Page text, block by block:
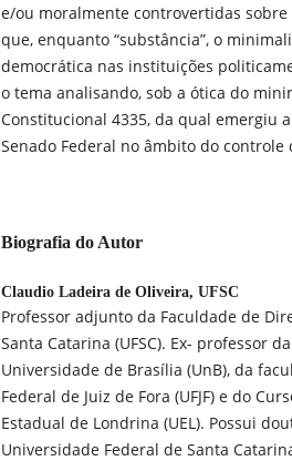
e/ou moralmente controvertidas sobre
que, enquanto “substância”, o
democrática nas instituições
o tema analisando, sob a ótica do
Constitucional 4335, da qual emergiu
Senado Federal no âmbito do
Biografia do Autor
Claudio Ladeira de Oliveira, UFSC
Professor adjunto da Faculdade de
Santa Catarina (UFSC). Ex- professor
Universidade de Brasília (UnB), da
Federal de Juiz de Fora (UFJF) e do
Estadual de Londrina (UEL). Possui
Universidade Federal de Santa